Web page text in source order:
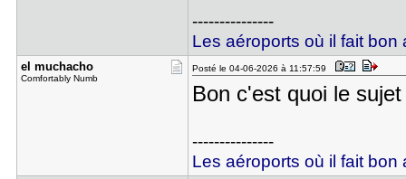
---------------
Les aéroports où il fait
el muchach​o
Comfortably Numb
Posté le 04-06-2026 à 11:57:59
Bon c'est quoi le
---------------
Les aéroports où il fait